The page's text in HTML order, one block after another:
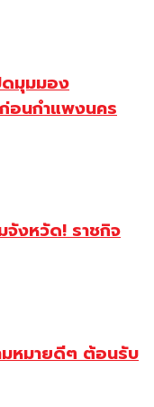
ดมุมมอง
อนกำแพงนคร
จังหวัด! ราชกิจ
หมายดีๆ ต้อนรับ